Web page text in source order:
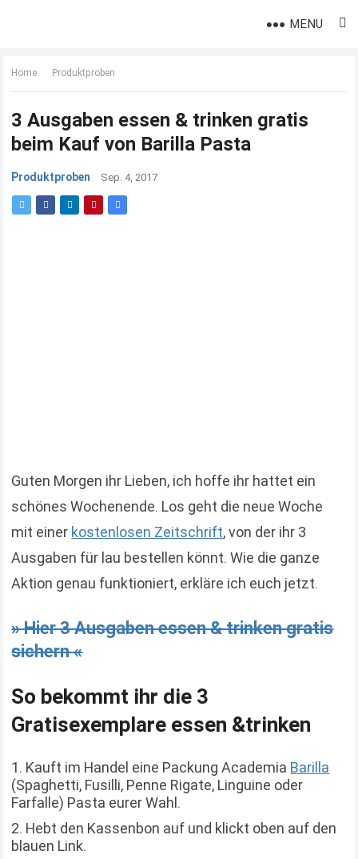
MENU
Home Produktproben
3 Ausgaben essen & trinken gratis
beim Kauf von Barilla Pasta
Produktproben Sep. 4, 2017
Guten Morgen ihr Lieben, ich hoffe ihr hattet ein
schönes Wochenende. Los geht die neue Woche
mit einer kostenlosen Zeitschrift, von der ihr 3
Ausgaben für lau bestellen könnt. Wie die ganze
Aktion genau funktioniert, erkläre ich euch jetzt.
» Hier 3 Ausgaben essen & trinken gratis
sichern «
So bekommt ihr die 3
Gratisexemplare essen &trinken
Kauft im Handel eine Packung Academia Barilla
(Spaghetti, Fusilli, Penne Rigate, Linguine oder
Farfalle) Pasta eurer Wahl.
Hebt den Kassenbon auf und klickt oben auf den
blauen Link.